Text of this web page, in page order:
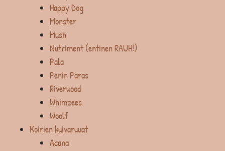
Happy Dog
Monster
Mush
Nutriment (entinen RAUH!)
Pala
Penin Paras
Riverwood
Whimzees
Woolf
Koirien kuivaruuat
Acana